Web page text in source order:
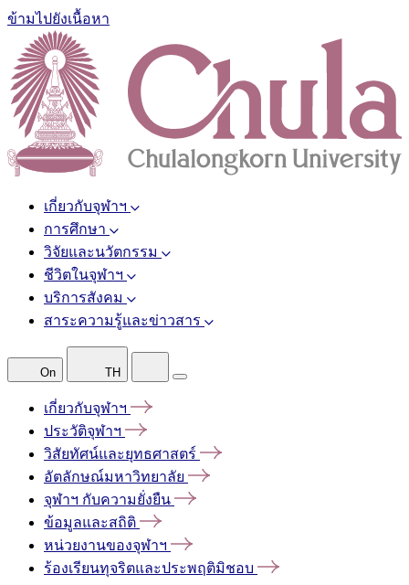
ข้ามไปยังเนื้อหา
เกี่ยวกับจุฬาฯ
การศึกษา
วิจัยและนวัตกรรม
ชีวิตในจุฬาฯ
บริการสังคม
สาระความรู้และข่าวสาร
On TH
เกี่ยวกับจุฬาฯ
ประวัติจุฬาฯ
วิสัยทัศน์และยุทธศาสตร์
อัตลักษณ์มหาวิทยาลัย
จุฬาฯ กับความยั่งยืน
ข้อมูลและสถิติ
หน่วยงานของจุฬาฯ
ร้องเรียนทุจริตและประพฤติมิชอบ